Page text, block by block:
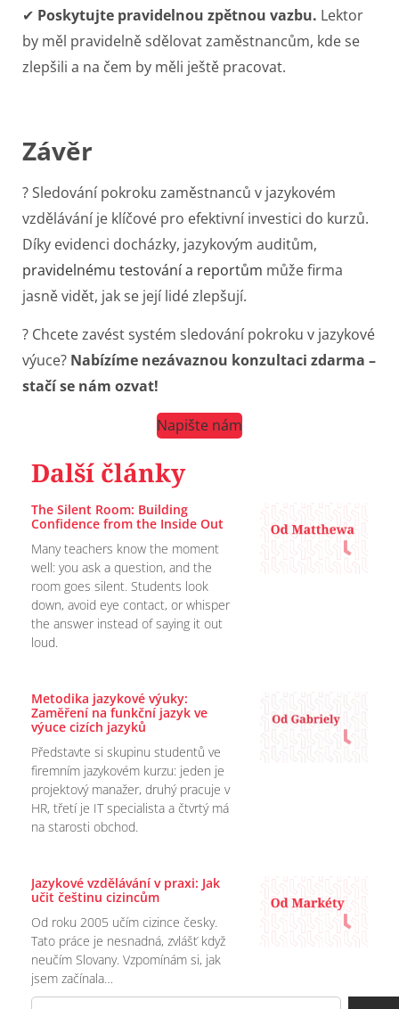
✔ Poskytujte pravidelnou zpětnou vazbu. Lektor
by měl pravidelně sdělovat zaměstnancům, kde se
zlepšili a na čem by měli ještě pracovat.
Závěr
? Sledování pokroku zaměstnanců v jazykovém
vzdělávání je klíčové pro efektivní investici do kurzů.
Díky evidenci docházky, jazykovým auditům,
pravidelnému testování a reportům může firma
jasně vidět, jak se její lidé zlepšují.
? Chcete zavést systém sledování pokroku v jazykové
výuce? Nabízíme nezávaznou konzultaci zdarma –
stačí se nám ozvat!
Napište nám
Další články
The Silent Room: Building
Confidence from the Inside Out
Many teachers know the moment
well: you ask a question, and the
room goes silent. Students look
down, avoid eye contact, or whisper
the answer instead of saying it out
loud.
Metodika jazykové výuky:
Zaměření na funkční jazyk ve
výuce cizích jazyků
Představte si skupinu studentů ve
firemním jazykovém kurzu: jeden je
projektový manažer, druhý pracuje v
HR, třetí je IT specialista a čtvrtý má
na starosti obchod.
Jazykové vzdělávání v praxi: Jak
učit češtinu cizincům
Od roku 2005 učím cizince česky.
Tato práce je nesnadná, zvlášť když
neučím Slovany. Vzpomínám si, jak
jsem začínala…